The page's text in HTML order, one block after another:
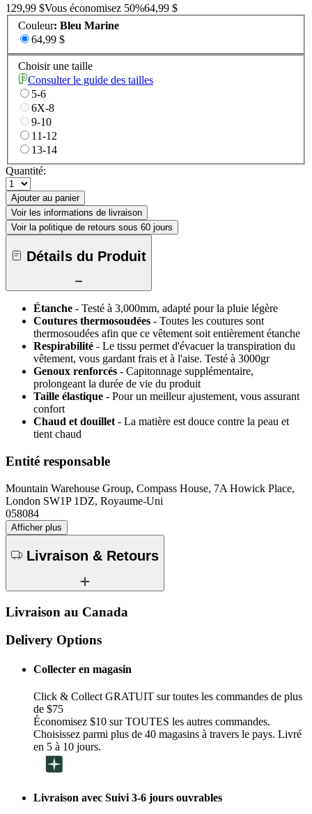
129,99 $Vous économisez 50%64,99 $
Couleur: Bleu Marine
64,99 $
Choisir une taille
Consulter le guide des tailles
5-6
6X-8
9-10
11-12
13-14
Quantité:
Ajouter au panier
Voir les informations de livraison
Voir la politique de retours sous 60 jours
Détails du Produit
Étanche - Testé à 3,000mm, adapté pour la pluie légère
Coutures thermosoudées - Toutes les coutures sont
thermosoudées afin que ce vêtement soit entièrement étanche
Respirabilité - Le tissu permet d'évacuer la transpiration du
vêtement, vous gardant frais et à l'aise. Testé à 3000gr
Genoux renforcés - Capitonnage supplémentaire,
prolongeant la durée de vie du produit
Taille élastique - Pour un meilleur ajustement, vous assurant
confort
Chaud et douillet - La matière est douce contre la peau et
tient chaud
Entité responsable
Mountain Warehouse Group, Compass House, 7A Howick Place,
London SW1P 1DZ, Royaume-Uni
058084
Afficher plus
Livraison & Retours
Livraison au Canada
Delivery Options
Collecter en magasin
Click & Collect GRATUIT sur toutes les commandes de plus
de $75
Économisez $10 sur TOUTES les autres commandes.
Choisissez parmi plus de 40 magasins à travers le pays. Livré
en 5 à 10 jours.
Livraison avec Suivi 3-6 jours ouvrables